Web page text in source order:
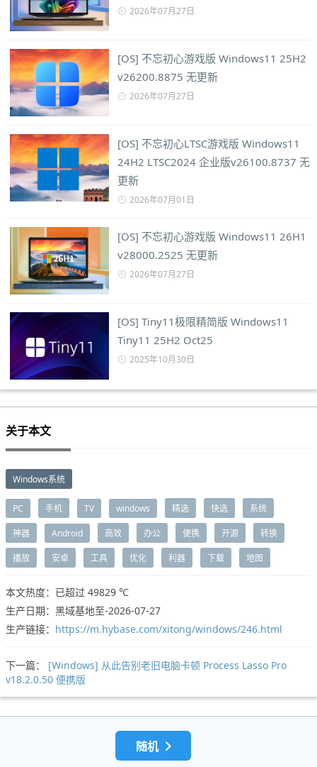
2026年07月27日
[OS] 不忘初心游戏版 Windows11 25H2
v26200.8875 无更新
2026年07月27日
[OS] 不忘初心LTSC游戏版 Windows11
24H2 LTSC2024 企业版v26100.8737 无
更新
2026年07月01日
[OS] 不忘初心游戏版 Windows11 26H1
v28000.2525 无更新
2026年07月27日
[OS] Tiny11极限精简版 Windows11
Tiny11 25H2 Oct25
2025年10月30日
关于本文
Windows系统
PC 手机 TV windows 精选 快选 系统
神器 Android 高效 办公 便携 开源 转换
播放 安卓 工具 优化 利器 下载 地图
本文热度：已超过 49829 ℃
生产日期：黑域基地至-2026-07-27
生产链接： https://m.hybase.com/xitong/windows/246.html
下一篇：
[Windows] 从此告别老旧电脑卡顿 Process Lasso Pro
v18.2.0.50 便携版
随机